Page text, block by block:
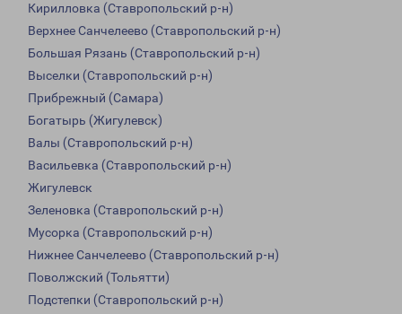
Кирилловка (Ставропольский р-н)
Верхнее Санчелеево (Ставропольский р-н)
Большая Рязань (Ставропольский р-н)
Выселки (Ставропольский р-н)
Прибрежный (Самара)
Богатырь (Жигулевск)
Валы (Ставропольский р-н)
Васильевка (Ставропольский р-н)
Жигулевск
Зеленовка (Ставропольский р-н)
Мусорка (Ставропольский р-н)
Нижнее Санчелеево (Ставропольский р-н)
Поволжский (Тольятти)
Подстепки (Ставропольский р-н)